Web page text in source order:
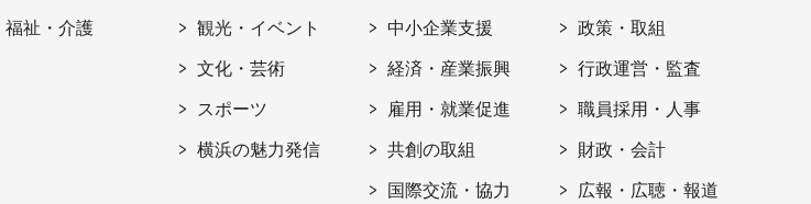
福祉・介護 観光・イベント
文化・芸術
スポーツ
横浜の魅力発信
中小企業支援
経済・産業振興
雇用・就業促進
共創の取組
国際交流・協力
政策・取組
行政運営・監査
職員採用・人事
財政・会計
広報・広聴・報道